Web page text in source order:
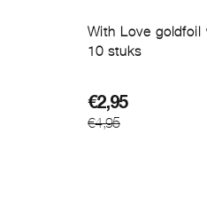
With Love goldfoil
10 stuks
€4,95
Oorspronkelijke
prijs
€2,95
Huidige
prijs